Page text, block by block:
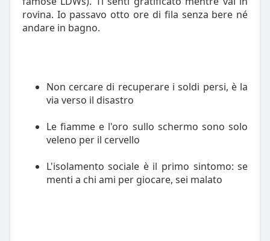
rovina. Io passavo otto ore di fila senza bere né
andare in bagno.
Non cercare di recuperare i soldi persi, è la
via verso il disastro
Le fiamme e l'oro sullo schermo sono solo
veleno per il cervello
L'isolamento sociale è il primo sintomo: se
menti a chi ami per giocare, sei malato